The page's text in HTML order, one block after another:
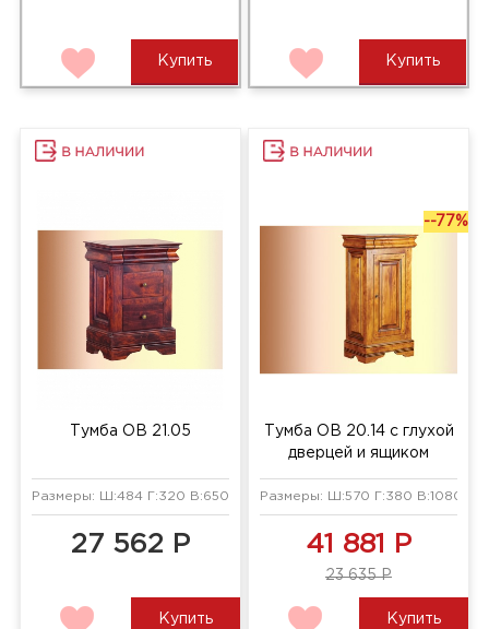
Купить Купить
Тумба ОВ 21.05
Размеры: Ш:484 Г:320 В:650 мм
27 562 Р
Купить
--77%
Тумба ОВ 20.14 с глухой
дверцей и ящиком
Размеры: Ш:570 Г:380 В:1080 мм
41 881 Р
23 635 Р
Купить